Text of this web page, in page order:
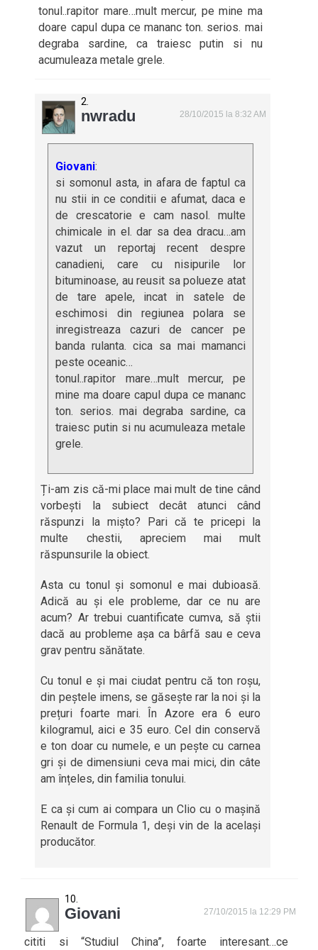
tonul..rapitor mare…mult mercur, pe mine ma
doare capul dupa ce mananc ton. serios. mai
degraba sardine, ca traiesc putin si nu
acumuleaza metale grele.
nwradu 28/10/2015 la 8:32 AM
Giovani:
si somonul asta, in afara de faptul ca
nu stii in ce conditii e afumat, daca e
de crescatorie e cam nasol. multe
chimicale in el. dar sa dea dracu…am
vazut un reportaj recent despre
canadieni, care cu nisipurile lor
bituminoase, au reusit sa polueze atat
de tare apele, incat in satele de
eschimosi din regiunea polara se
inregistreaza cazuri de cancer pe
banda rulanta. cica sa mai mamanci
peste oceanic…
tonul..rapitor mare…mult mercur, pe
mine ma doare capul dupa ce mananc
ton. serios. mai degraba sardine, ca
traiesc putin si nu acumuleaza metale
grele.
Ți-am zis că-mi place mai mult de tine când
vorbești la subiect decât atunci când
răspunzi la mișto? Pari că te pricepi la
multe chestii, apreciem mai mult
răspunsurile la obiect.
Asta cu tonul și somonul e mai dubioasă.
Adică au și ele probleme, dar ce nu are
acum? Ar trebui cuantificate cumva, să știi
dacă au probleme așa ca bârfă sau e ceva
grav pentru sănătate.
Cu tonul e și mai ciudat pentru că ton roșu,
din peștele imens, se găsește rar la noi și la
prețuri foarte mari. În Azore era 6 euro
kilogramul, aici e 35 euro. Cel din conservă
e ton doar cu numele, e un pește cu carnea
gri și de dimensiuni ceva mai mici, din câte
am înțeles, din familia tonului.
E ca și cum ai compara un Clio cu o mașină
Renault de Formula 1, deși vin de la același
producător.
Giovani 27/10/2015 la 12:29 PM
cititi si “Studiul China”, foarte interesant…ce